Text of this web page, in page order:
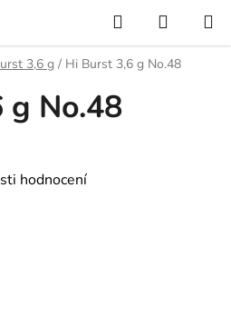
Hledat
KOŠÍK
3,6 g / Hi Burst 3,6 g No.48
g No.48
hodnocení